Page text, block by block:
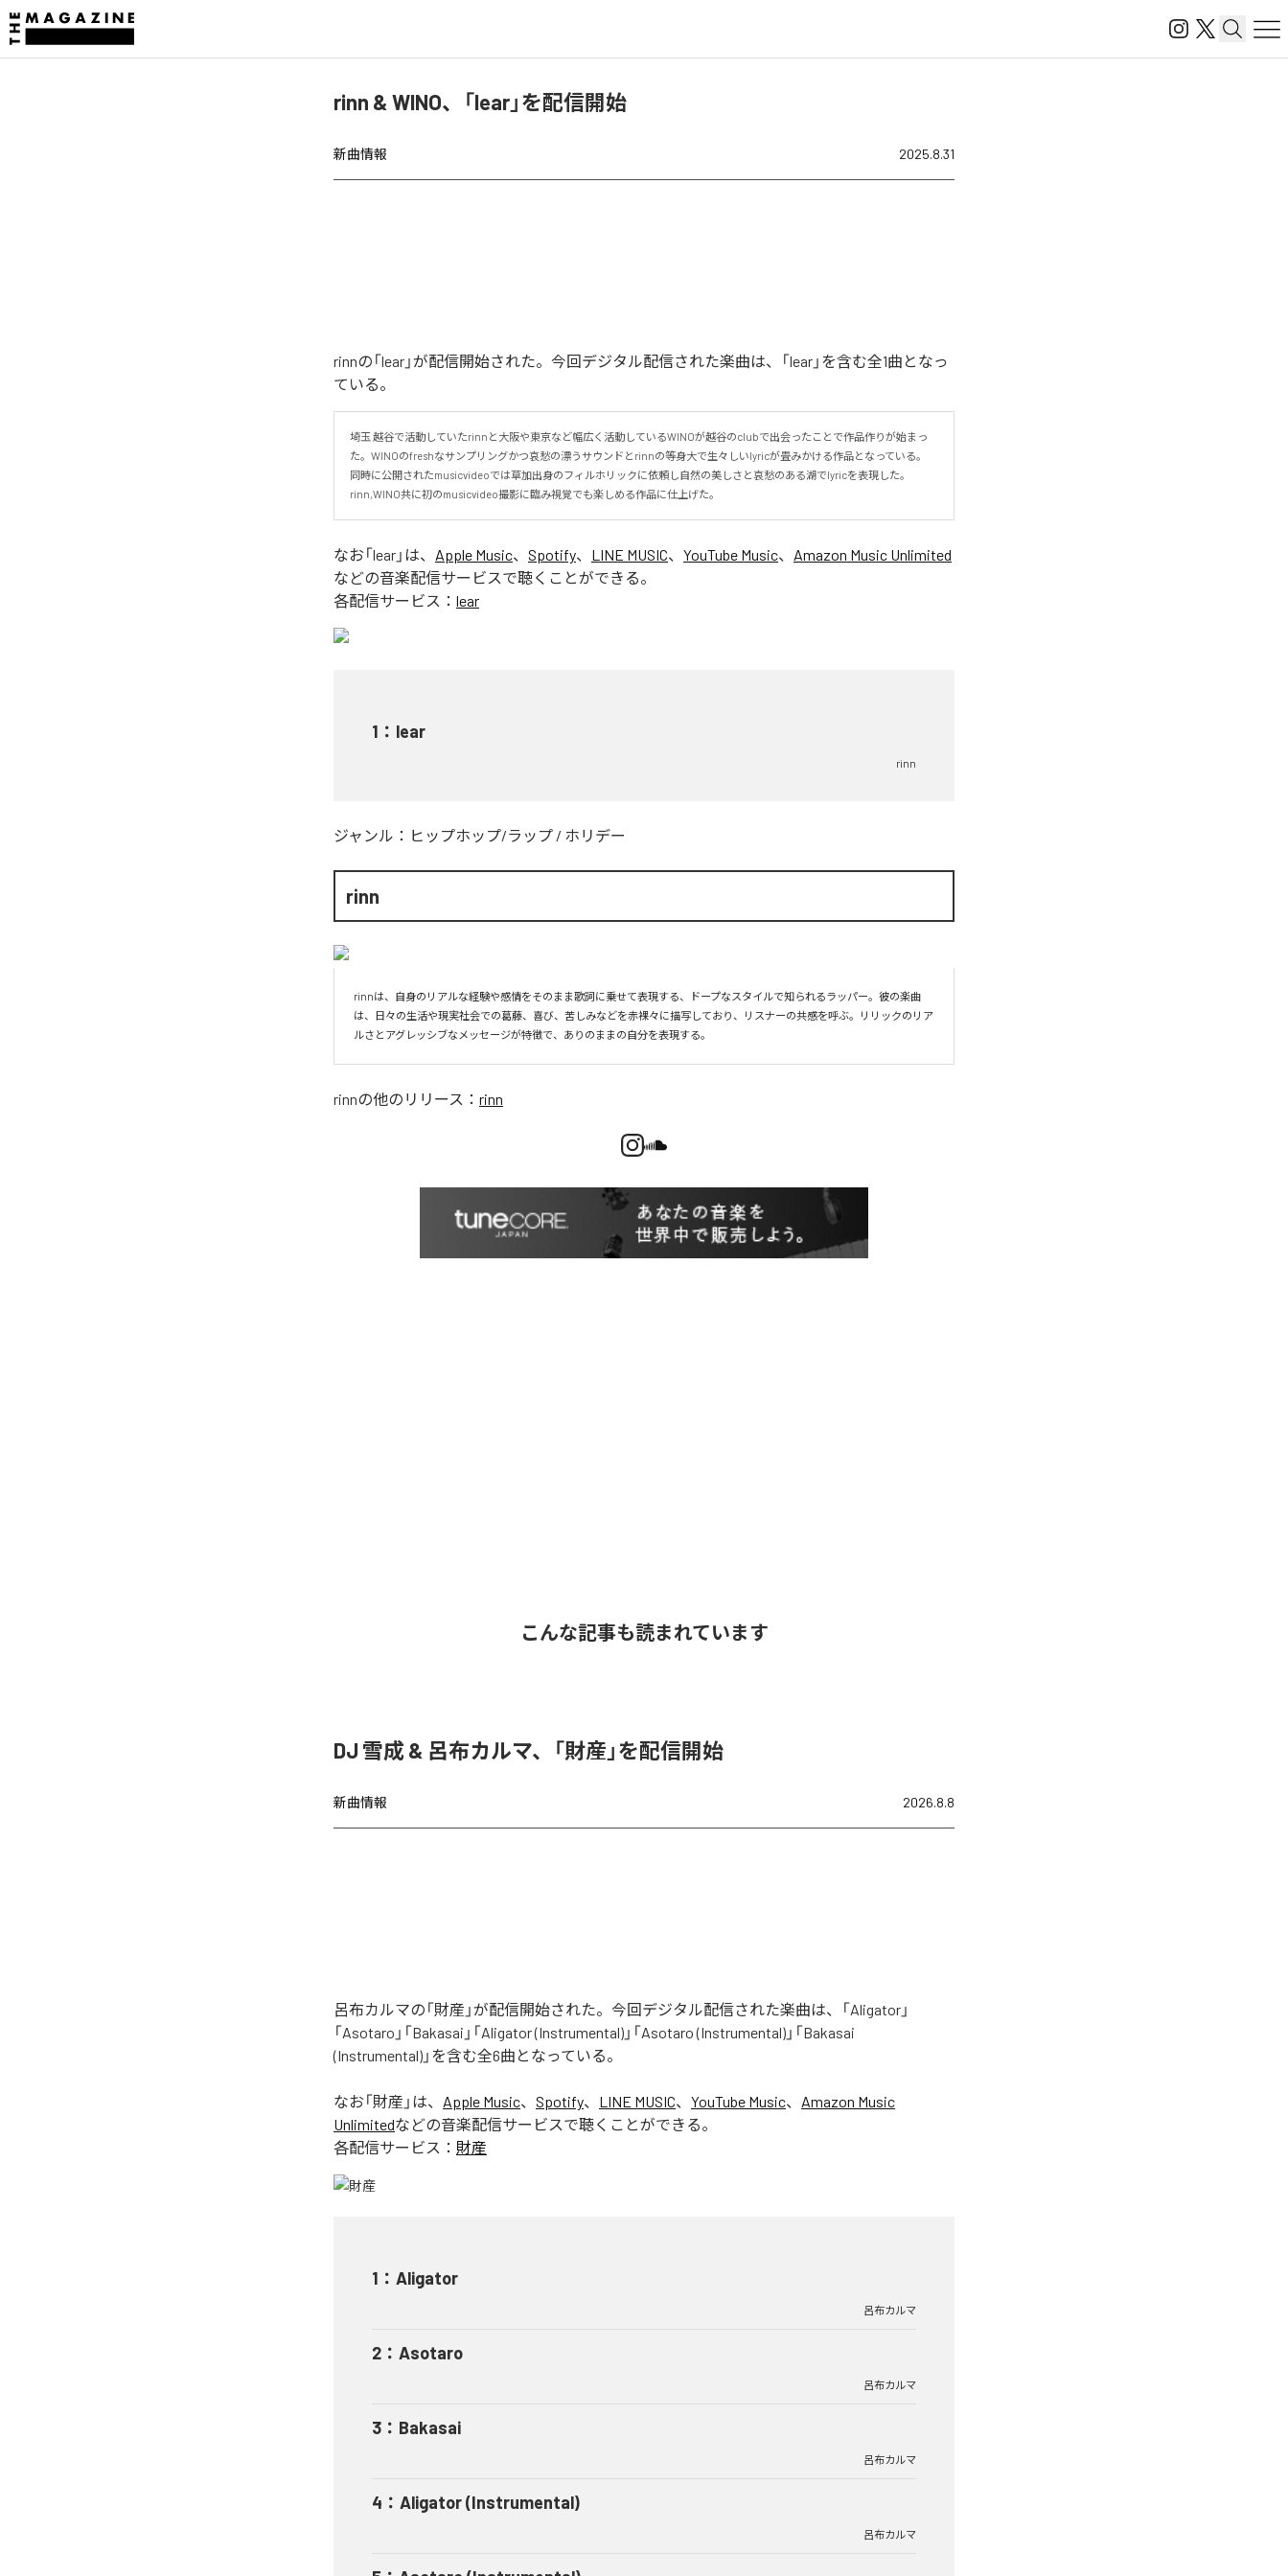
rinn & WINO、「lear」を配信開始
新曲情報 2025.8.31
rinnの「lear」が配信開始された。今回デジタル配信された楽曲は、「lear」を含む全1曲となっ
ている。
埼玉 越谷で活動していたrinnと大阪や東京など幅広く活動しているWINOが越谷のclubで出会ったことで作品作りが始まっ
た。WINOのfreshなサンプリングかつ哀愁の漂うサウンドとrinnの等身大で生々しいlyricが畳みかける作品となっている。
同時に公開されたmusicvideoでは草加出身のフィルホリックに依頼し自然の美しさと哀愁のある湖でlyricを表現した。
rinn,WINO共に初のmusicvideo撮影に臨み視覚でも楽しめる作品に仕上げた。
なお「lear 」は、 Apple Music、 Spotify、 LINE MUSIC、 YouTube Music、 Amazon Music Unlimited
などの音楽配信サービスで聴くことができる。
各配信サービス： lear
1 ： lear
rinn
ジャンル： ヒップホップ/ラップ / ホリデー
rinn
rinnは、自身のリアルな経験や感情をそのまま歌詞に乗せて表現する、ドープなスタイルで知られるラッパー。彼の楽曲
は、日々の生活や現実社会での葛藤、喜び、苦しみなどを赤裸々に描写しており、リスナーの共感を呼ぶ。リリックのリア
ルさとアグレッシブなメッセージが特徴で、ありのままの自分を表現する。
rinnの他のリリース： rinn
こんな記事も読まれています
DJ 雪成 & 呂布カルマ、「財産」を配信開始
新曲情報 2026.8.8
呂布カルマの「財産」が配信開始された。今回デジタル配信された楽曲は、「Aligator」
「Asotaro」「Bakasai」「Aligator (Instrumental)」「Asotaro (Instrumental)」「Bakasai
(Instrumental)」を含む全6曲となっている。
なお「財産 」は、 Apple Music、 Spotify、 LINE MUSIC、 YouTube Music、 Amazon Music
Unlimitedなどの音楽配信サービスで聴くことができる。
各配信サービス： 財産
1 ： Aligator
呂布カルマ
2 ： Asotaro
呂布カルマ
3 ： Bakasai
呂布カルマ
4 ： Aligator (Instrumental)
呂布カルマ